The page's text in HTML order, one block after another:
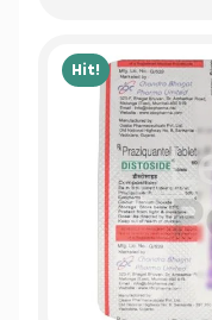
Hit!